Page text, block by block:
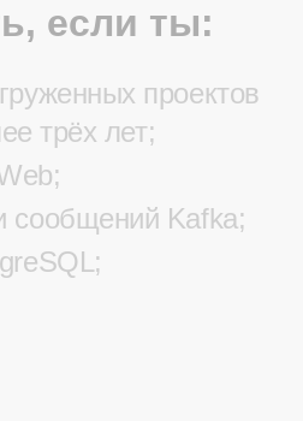
если ты:
проектов
трёх лет;
сообщений Kafka;